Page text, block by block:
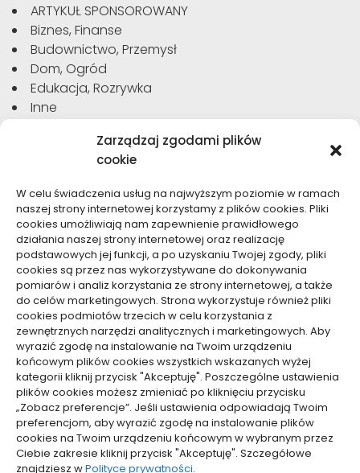
Zarządzaj zgodami plików
cookie
W celu świadczenia usług na najwyższym poziomie w ramach
naszej strony internetowej korzystamy z plików cookies. Pliki
cookies umożliwiają nam zapewnienie prawidłowego
działania naszej strony internetowej oraz realizację
podstawowych jej funkcji, a po uzyskaniu Twojej zgody, pliki
cookies są przez nas wykorzystywane do dokonywania
pomiarów i analiz korzystania ze strony internetowej, a także
do celów marketingowych. Strona wykorzystuje również pliki
cookies podmiotów trzecich w celu korzystania z
zewnętrznych narzędzi analitycznych i marketingowych. Aby
wyrazić zgodę na instalowanie na Twoim urządzeniu
końcowym plików cookies wszystkich wskazanych wyżej
kategorii kliknij przycisk "Akceptuję". Poszczególne ustawienia
plików cookies możesz zmieniać po kliknięciu przycisku
„Zobacz preferencje”. Jeśli ustawienia odpowiadają Twoim
preferencjom, aby wyrazić zgodę na instalowanie plików
cookies na Twoim urządzeniu końcowym w wybranym przez
Ciebie zakresie kliknij przycisk "Akceptuję". Szczegółowe
znajdziesz wPolityce prywatności.
ARTYKUŁ SPONSOROWANY
Biznes, Finanse
Budownictwo, Przemysł
Dom, Ogród
Edukacja, Rozrywka
Inne
Motoryzacja, Transport
Sport, Turystyka
Technologie
Usługi
Zdrowie, Medycyna
Dolącz do nas
Lubisz pisać teksty i chciałbyś się podzielić swoją
wiedzą z innymi? Dołącz do nas już teraz. Podziel się
swoją wiedzą z innymi.
Polityka plików cookies (EU)